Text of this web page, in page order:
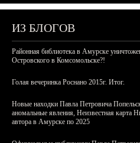
ИЗ БЛОГОВ
Районная библиотека в Амурске
Островского в Комсомольске?!
Голая вечеринка Роснано 2015г. Итог.
Новые находки Павла Петровича
аномальные явления, Неизвестная карта
автора в Амурске по 2025